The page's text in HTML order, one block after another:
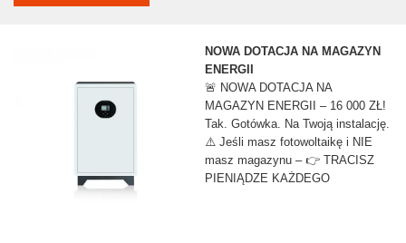
NOWA DOTACJA NA MAGAZYN
ENERGII
🚨 NOWA DOTACJA NA
MAGAZYN ENERGII – 16 000 ZŁ!
Tak. Gotówka. Na Twoją instalację.
⚠️ Jeśli masz fotowoltaikę i NIE
masz magazynu – 👉 TRACISZ
PIENIĄDZE KAŻDEGO